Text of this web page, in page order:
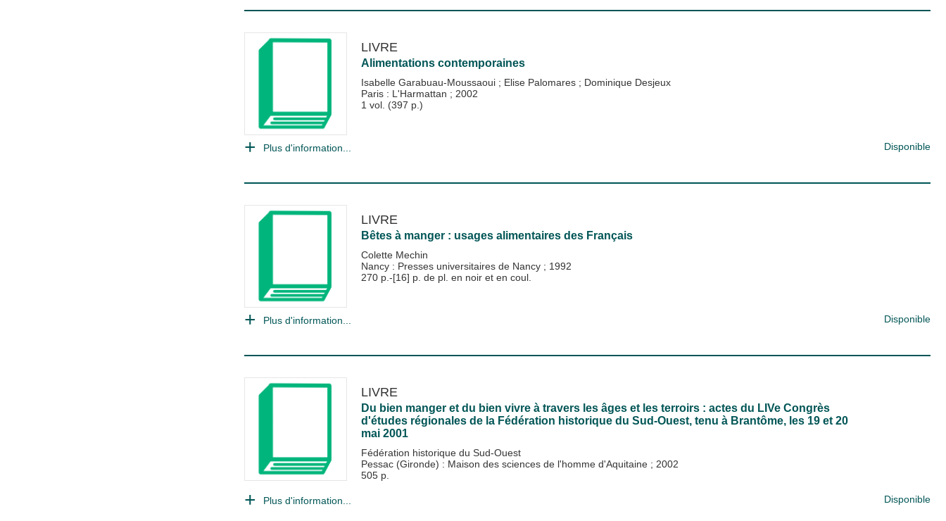
LIVRE
Alimentations contemporaines
Isabelle Garabuau-Moussaoui ; Elise Palomares ; Dominique Desjeux
Paris : L'Harmattan ; 2002
1 vol. (397 p.)
Plus d'information... Disponible
LIVRE
Bêtes à manger : usages alimentaires des Français
Colette Mechin
Nancy : Presses universitaires de Nancy ; 1992
270 p.-[16] p. de pl. en noir et en coul.
Plus d'information... Disponible
LIVRE
Du bien manger et du bien vivre à travers les âges et les terroirs : actes du LIVe Congrès
d'études régionales de la Fédération historique du Sud-Ouest, tenu à Brantôme, les 19 et 20
mai 2001
Fédération historique du Sud-Ouest
Pessac (Gironde) : Maison des sciences de l'homme d'Aquitaine ; 2002
505 p.
Plus d'information... Disponible